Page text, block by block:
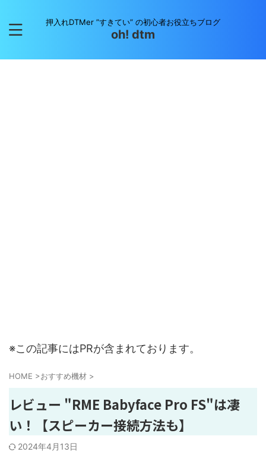
押入れDTMer ”すきてい” の初心者お役立ちブログ
oh! dtm
※この記事にはPRが含まれております。
HOME >おすすめ機材 >
レビュー "RME Babyface Pro FS"は凄
い！【スピーカー接続方法も】
2024年4月13日